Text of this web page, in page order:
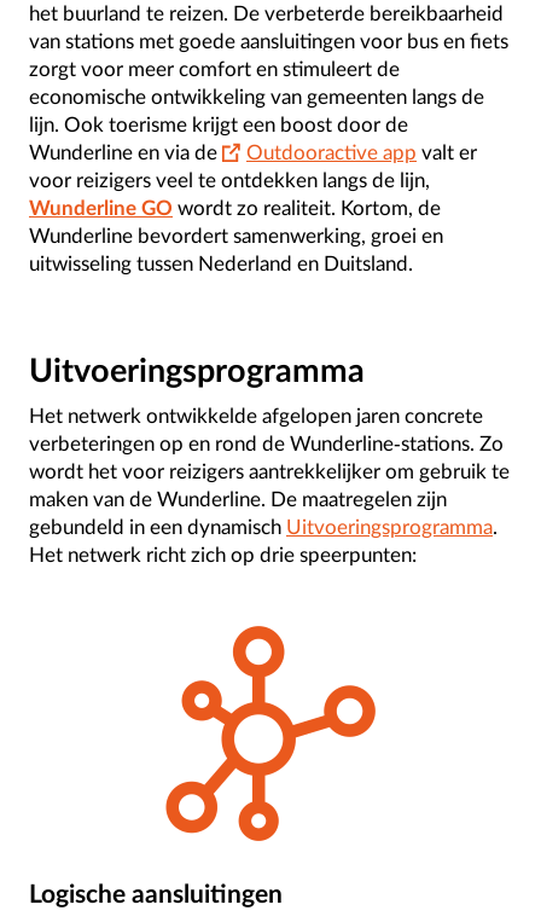
het buurland te reizen. De verbeterde bereikbaarheid
van stations met goede aansluitingen voor bus en fiets
zorgt voor meer comfort en stimuleert de
economische ontwikkeling van gemeenten langs de
lijn. Ook toerisme krijgt een boost door de
Wunderline en via de
Outdooractive app valt er
voor reizigers veel te ontdekken langs de lijn,
Wunderline GO wordt zo realiteit. Kortom, de
Wunderline bevordert samenwerking, groei en
uitwisseling tussen Nederland en Duitsland.
Uitvoeringsprogramma
Het netwerk ontwikkelde afgelopen jaren concrete
verbeteringen op en rond de Wunderline-stations. Zo
wordt het voor reizigers aantrekkelijker om gebruik te
maken van de Wunderline. De maatregelen zijn
gebundeld in een dynamisch Uitvoeringsprogramma.
Het netwerk richt zich op drie speerpunten:
Logische aansluitingen